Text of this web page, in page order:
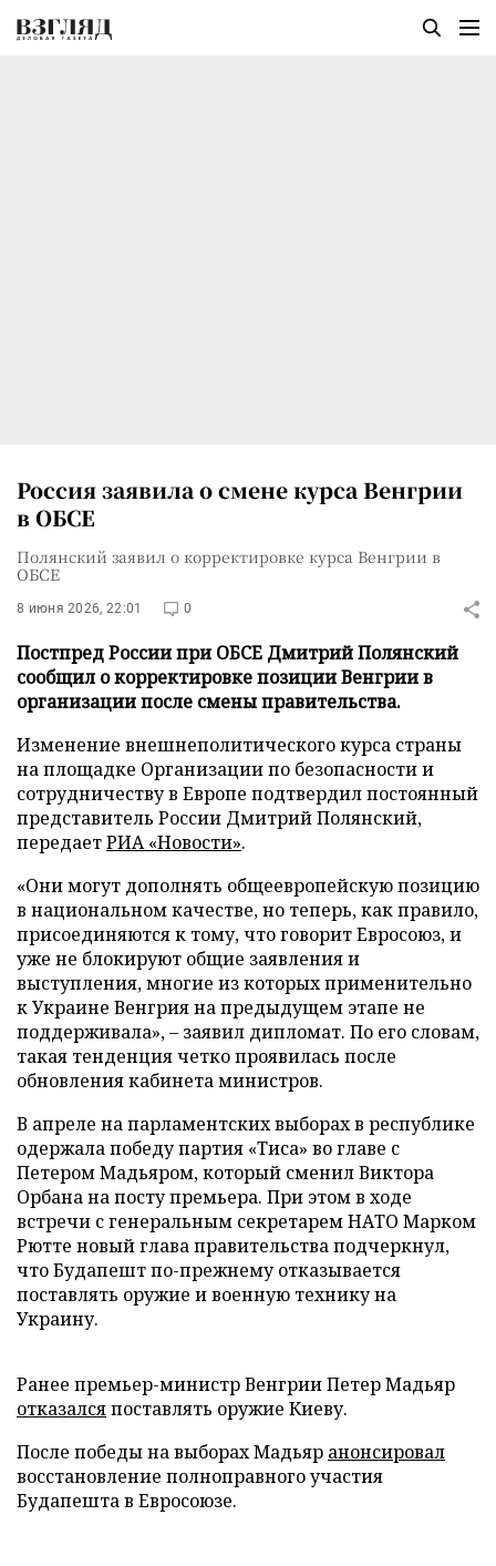
Россия заявила о смене курса Венгрии
в ОБСЕ
Полянский заявил о корректировке курса Венгрии в
ОБСЕ
8 июня 2026, 22:01 0
Постпред России при ОБСЕ Дмитрий Полянский
сообщил о корректировке позиции Венгрии в
организации после смены правительства.
Изменение внешнеполитического курса страны
на площадке Организации по безопасности и
сотрудничеству в Европе подтвердил постоянный
представитель России Дмитрий Полянский,
передаетРИА «Новости».
«Они могут дополнять общеевропейскую позицию
в национальном качестве, но теперь, как правило,
присоединяются к тому, что говорит Евросоюз, и
уже не блокируют общие заявления и
выступления, многие из которых применительно
к Украине Венгрия на предыдущем этапе не
поддерживала», – заявил дипломат. По его словам,
такая тенденция четко проявилась после
обновления кабинета министров.
В апреле на парламентских выборах в республике
одержала победу партия «Тиса» во главе с
Петером Мадьяром, который сменил Виктора
Орбана на посту премьера. При этом в ходе
встречи с генеральным секретарем НАТО Марком
Рютте новый глава правительства подчеркнул,
что Будапешт по-прежнему отказывается
поставлять оружие и военную технику на
Украину.
Ранее премьер-министр Венгрии Петер Мадьяр
отказалсяпоставлять оружие Киеву.
После победы на выборах Мадьяр анонсировал
восстановление полноправного участия
Будапешта в Евросоюзе.